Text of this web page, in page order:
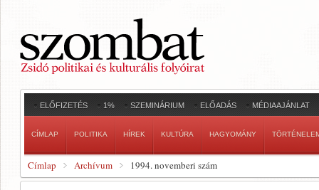
ELŐFIZETÉS 1% SZEMINÁRIUM ELŐADÁS MÉDIAAJÁNLAT
CÍMLAP POLITIKA HÍREK KULTÚRA HAGYOMÁNY
Címlap Archívum 1994. novemberi szám